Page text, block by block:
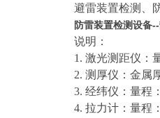
避雷装置检测、
防雷装置检测设备
说明：
1. 激光测距仪：
2. 测厚仪：金属
3. 经纬仪：量程
4. 拉力计：量程